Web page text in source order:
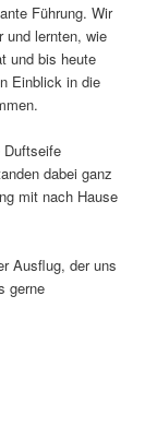
Führung. Wir
und lernten, wie
und bis heute
Einblick in die
Duftseife
dabei ganz
mit nach Hause
Ausflug, der uns
gerne